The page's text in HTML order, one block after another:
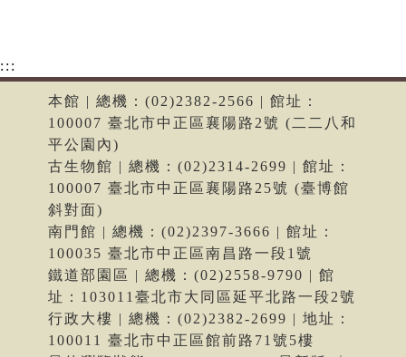
:::
本館 | 總機：(02)2382-2566 | 館址：
100007 臺北市中正區襄陽路2號 (二二八和
平公園內)
古生物館 | 總機：(02)2314-2699 | 館址：
100007 臺北市中正區襄陽路25號 (臺博館
斜對面)
南門館 | 總機：(02)2397-3666 | 館址：
100035 臺北市中正區南昌路一段1號
鐵道部園區 | 總機：(02)2558-9790 | 館
址：103011臺北市大同區延平北路一段2號
行政大樓 | 總機：(02)2382-2699 | 地址：
100011 臺北市中正區館前路71號5樓